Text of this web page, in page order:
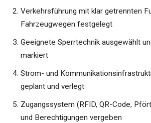
Verkehrsführung mit klar getrennten
Fahrzeugwegen festgelegt
Geeignete Sperrtechnik ausgewählt
markiert
Strom- und
geplant und verlegt
Zugangssystem (RFID, QR-Code,
und Berechtigungen vergeben